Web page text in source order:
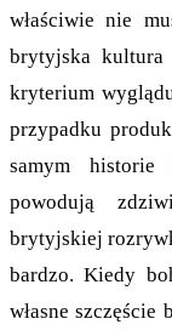
właściwie nie
brytyjska kultura
kryterium
przypadku
samym
powodują
brytyjskiej
bardzo. Kiedy
własne